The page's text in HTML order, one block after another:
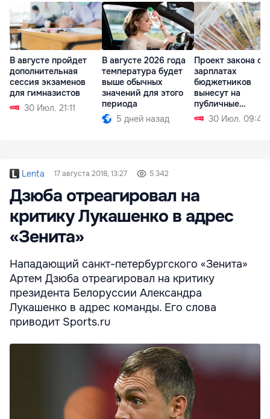
В августе пройдет
дополнительная
сессия экзаменов
для гимназистов
30 Июл. 21:11
В августе 2026 года
температура будет
выше обычных
значений для этого
периода
5 дней назад
Проект закона о
зарплатах
бюджетников
вынесут на
публичные
обсуждения в
сентябре
30 Июл. 09:49
Lenta 17 августа 2018, 13:27 5 342
Дзюба отреагировал на
критику Лукашенко в адрес
«Зенита»
Нападающий санкт-петербургского «Зенита»
Артем Дзюба отреагировал на критику
президента Белоруссии Александра
Лукашенко в адрес команды. Его слова
приводит Sports.ru